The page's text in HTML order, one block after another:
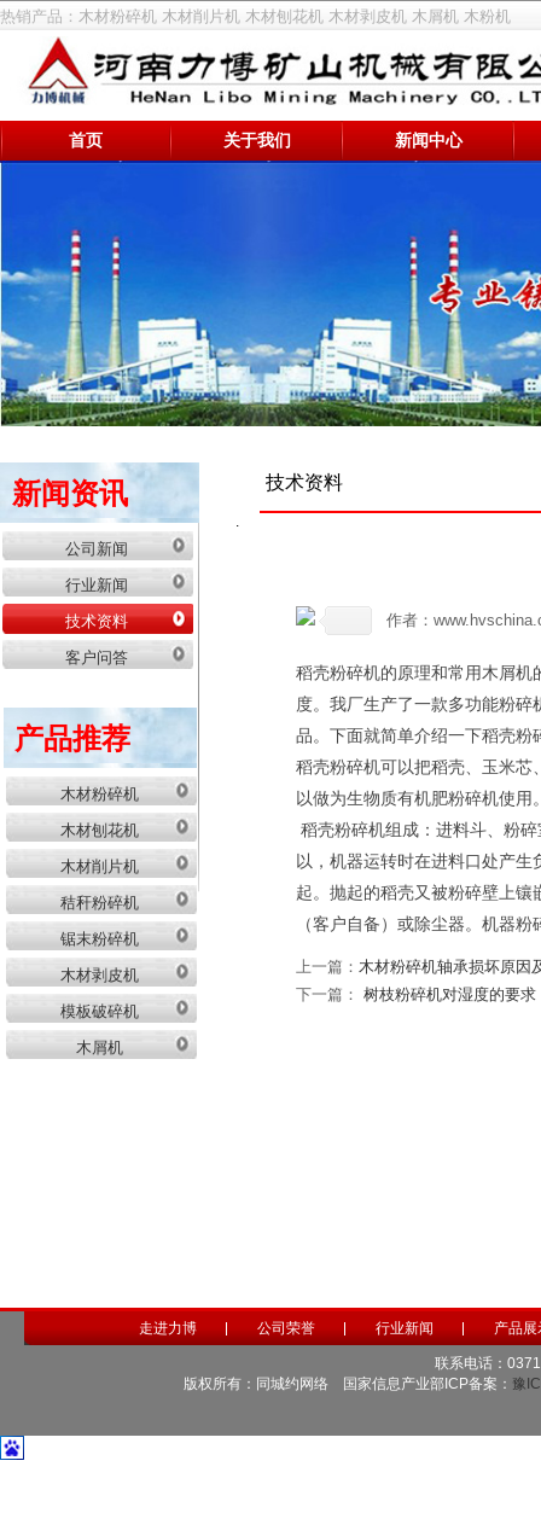
热销产品： 木材粉碎机 木材削片机 木材刨花机 木材剥皮机 木屑机 木粉机
首页 关于我们 新闻中心
新闻资讯
公司新闻
行业新闻
技术资料
客户问答
产品推荐
木材粉碎机
木材刨花机
木材削片机
秸秆粉碎机
锯末粉碎机
木材剥皮机
模板破碎机
木屑机
技术资料
.
作者：
稻壳粉碎机的原理和常用木屑机
度。我厂生产了一款多功能粉
品。下面就简单介绍一下稻壳粉
稻壳粉碎机可以把稻壳、玉米芯
以做为生物质有机肥粉碎机使用
稻壳粉碎机组成：进料斗、粉
以，机器运转时在进料口处产
起。抛起的稻壳又被粉碎壁上
（客户自备）或除尘器。机器
上一篇： 木材粉碎机轴承损坏原因
下一篇： 树枝粉碎机对湿度的要求
走进力博 公司荣誉 行业新闻 产品展
联系电话：
版权所有：同城约网络 国家信息产业部ICP备案： 豫